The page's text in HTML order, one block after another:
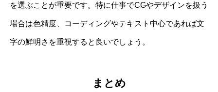
を選ぶことが重要です。特に仕事でCGやデザインを扱う
場合は色精度、コーディングやテキスト中心であれば文
字の鮮明さを重視すると良いでしょう。
まとめ